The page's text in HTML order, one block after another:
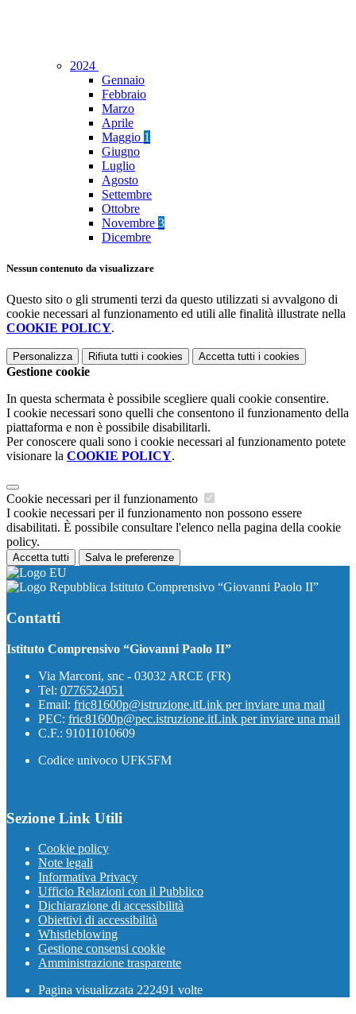
2024
Gennaio
Febbraio
Marzo
Aprile
Maggio 1
Giugno
Luglio
Agosto
Settembre
Ottobre
Novembre 3
Dicembre
Nessun contenuto da visualizzare
Questo sito o gli strumenti terzi da questo utilizzati si avvalgono di
cookie necessari al funzionamento ed utili alle finalità illustrate nella
COOKIE POLICY.
Personalizza Rifiuta tutti i cookies Accetta tutti i cookies
Gestione cookie
In questa schermata è possibile scegliere quali cookie consentire.
I cookie necessari sono quelli che consentono il funzionamento della
piattaforma e non è possibile disabilitarli.
Per conoscere quali sono i cookie necessari al funzionamento potete
visionare la COOKIE POLICY.
Cookie necessari per il funzionamento
I cookie necessari per il funzionamento non possono essere
disabilitati. È possibile consultare l'elenco nella pagina della cookie
policy.
Accetta tutti Salva le preferenze
Istituto Comprensivo “Giovanni Paolo II”
Contatti
Istituto Comprensivo “Giovanni Paolo II”
Via Marconi, snc - 03032 ARCE (FR)
Tel: 0776524051
Email: fric81600p@istruzione.itLink per inviare una mail
PEC: fric81600p@pec.istruzione.itLink per inviare una mail
C.F.: 91011010609
Codice univoco UFK5FM
Sezione Link Utili
Cookie policy
Note legali
Informativa Privacy
Ufficio Relazioni con il Pubblico
Dichiarazione di accessibilità
Obiettivi di accessibilità
Whistleblowing
Gestione consensi cookie
Amministrazione trasparente
Pagina visualizzata 222491 volte